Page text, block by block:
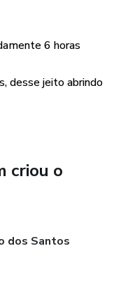
6 horas
desse jeito abrindo
criou o
dos Santos